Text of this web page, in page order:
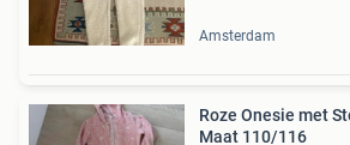
Amsterdam
Roze Onesie met
Maat 110/116